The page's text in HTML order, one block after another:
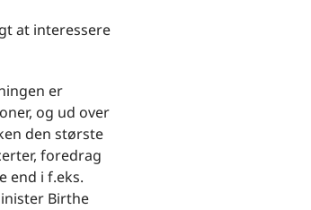
at interessere
er
og ud over
den største
foredrag
end i f.eks.
Birthe